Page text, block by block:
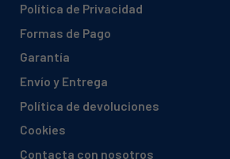
Política de Privacidad
Formas de Pago
Garantía
Envío y Entrega
Política de devoluciones
Cookies
Contacta con nosotros